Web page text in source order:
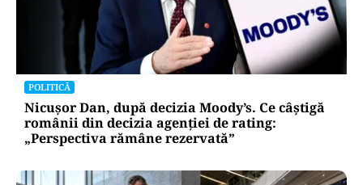
POLITICĂ
Nicușor Dan, după decizia Moody’s. Ce câștigă
românii din decizia agenției de rating:
„Perspectiva rămâne rezervată”